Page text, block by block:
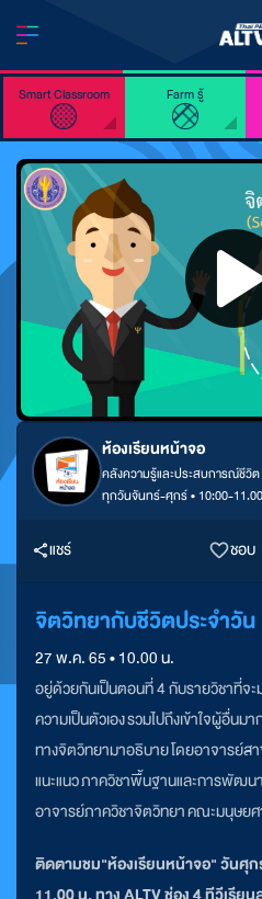
Smart Classroom Farm รู้
ห้องเรียนหน้าจอ
คลังความรู้และประสบการณ์ชีวิต
ทุกวันจันทร์-ศุกร์ • 10:00-11.00
แชร์ ชอบ
จิตวิทยากับชีวิตประจำวั
27 พ.ค. 65 • 10.00 น.
อยู่ด้วยกันเป็นตอนที่ 4 กับรายวิชาที่จะม
ความเป็นตัวเอง รวมไปถึงเข้าใจผู้อื่น
ทางจิตวิทยามาอธิบาย โดยอาจารย์ส
แนะแนว ภาควิชาพื้นฐานและการพัฒ
อาจารย์ภาควิชาจิตวิทยา คณะมนุษยศ
ติดตามชม"ห้องเรียนหน้าจอ" วันศุก